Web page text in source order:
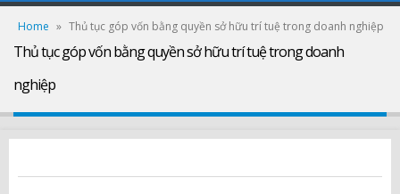
Home » Thủ tục góp vốn bằng quyền sở hữu trí tuệ trong doanh nghiệp
Thủ tục góp vốn bằng quyền sở hữu trí tuệ trong doanh
nghiệp